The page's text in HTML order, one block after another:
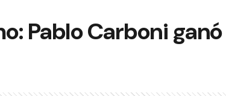
Pablo Carboni